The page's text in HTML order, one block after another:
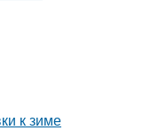
к зиме